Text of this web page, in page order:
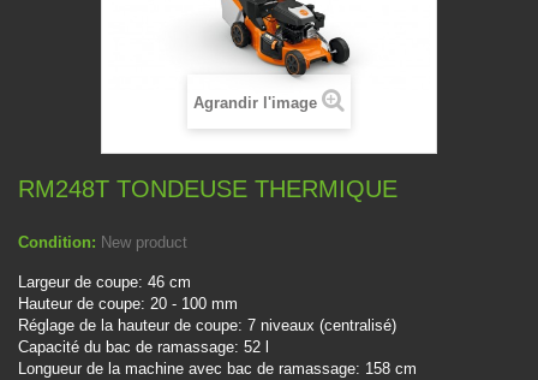
Agrandir l'image
RM248T TONDEUSE THERMIQUE
Condition: New product
Largeur de coupe: 46 cm
Hauteur de coupe: 20 - 100 mm
Réglage de la hauteur de coupe: 7 niveaux (centralisé)
Capacité du bac de ramassage: 52 l
Longueur de la machine avec bac de ramassage: 158 cm